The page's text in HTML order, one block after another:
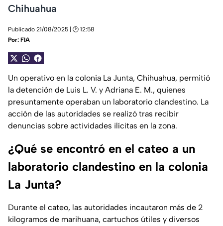
Chihuahua
Publicado 21/08/2025 | 🕑 12:58
Por: FIA
Un operativo en la colonia La Junta, Chihuahua, permitió
la detención de Luis L. V. y Adriana E. M., quienes
presuntamente operaban un laboratorio clandestino. La
acción de las autoridades se realizó tras recibir
denuncias sobre actividades ilícitas en la zona.
¿Qué se encontró en el cateo a un
laboratorio clandestino en la colonia
La Junta?
Durante el cateo, las autoridades incautaron más de 2
kilogramos de marihuana, cartuchos útiles y diversos